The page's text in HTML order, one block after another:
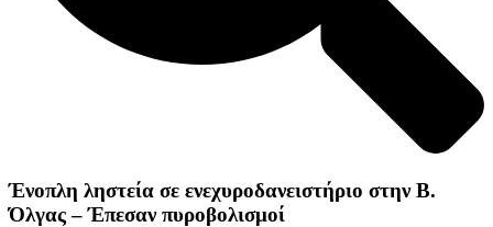
Ένοπλη ληστεία σε ενεχυροδανειστήριο στην Β.
Όλγας – Έπεσαν πυροβολισμοί